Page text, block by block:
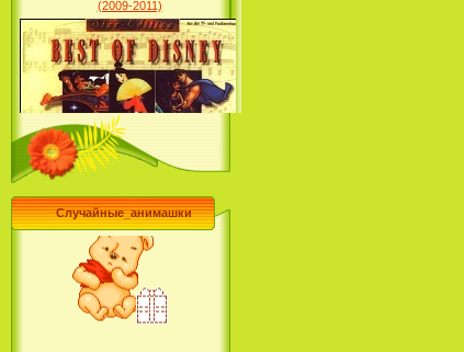
Лило и Стич: Сериал (2
сезон) / Lilo & Stitch: The
Series (2 Season) (2004-2006)
Лучшее песни из мультфильмов
Диснея / Best Of Disney [Star Edition]
(1999)
Случайные_анимашки